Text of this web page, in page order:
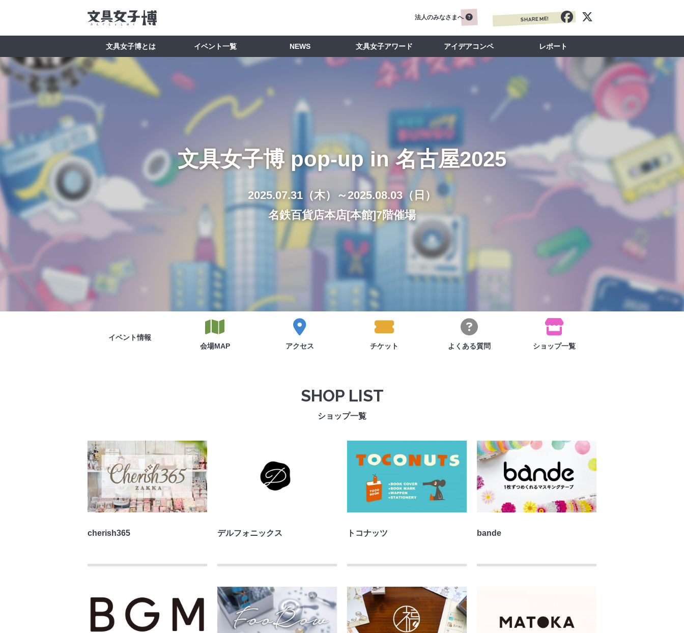
文具女子博とは イベント一覧 NEWS 文具女子アワード アイデアコンペ レポート
法人のみなさまへ SHARE ME!
文具女子博 pop-up in 名古屋2025
2025.07.31（木）～2025.08.03（日）
名鉄百貨店本店[本館]7階催場
イベント情報
会場MAP アクセス チケット よくある質問 ショップ一覧
SHOP LIST
ショップ一覧
cherish365 デルフォニックス トコナッツ bande